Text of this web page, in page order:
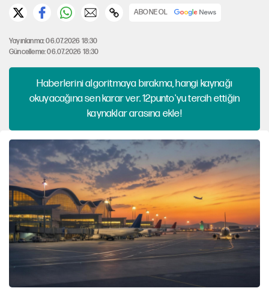
ABONE OL
Yayınlanma: 06.07.2026 18:30
Güncelleme: 06.07.2026 18:30
Haberlerini algoritmaya bırakma, hangi kaynağı
okuyacağına sen karar ver. 12punto'yu tercih ettiğin
kaynaklar arasına ekle!